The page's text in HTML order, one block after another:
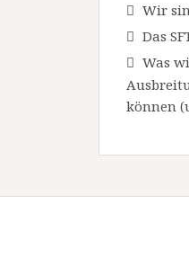
Wir
Das
Was
können